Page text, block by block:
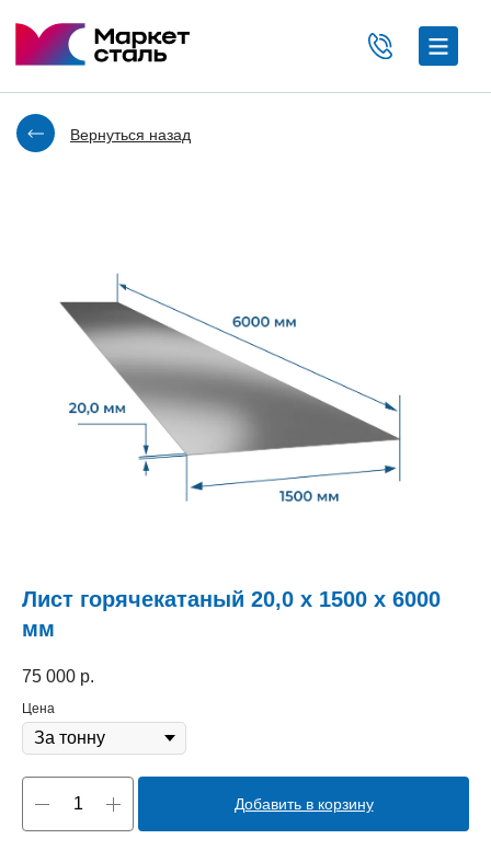
Вернуться назад
Лист горячекатаный 20,0 х 1500 х 6000
мм
75 000 р.
Цена
Добавить в корзину